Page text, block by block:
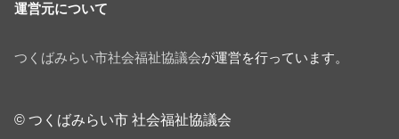
運営元について
つくばみらい市社会福祉協議会が運営を行っています。
© つくばみらい市 社会福祉協議会